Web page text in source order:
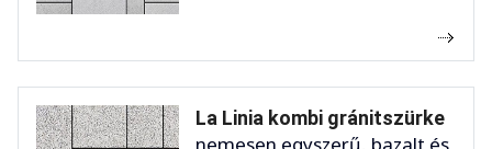
La Linia kombi gránitszürke